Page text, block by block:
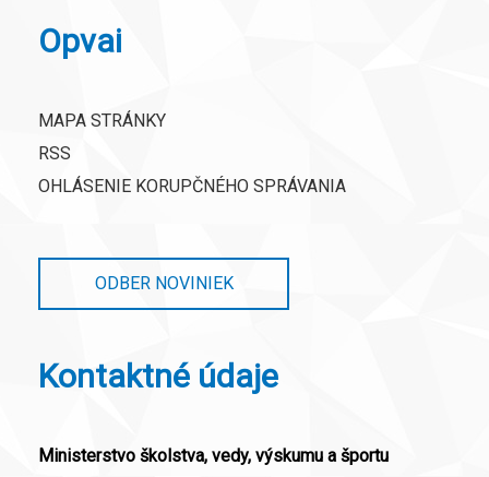
Opvai
MAPA STRÁNKY
RSS
OHLÁSENIE KORUPČNÉHO SPRÁVANIA
ODBER NOVINIEK
Kontaktné údaje
Ministerstvo školstva, vedy, výskumu a športu